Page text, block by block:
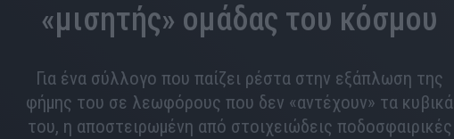
«μισητής» ομάδας του κόσμου
Για ένα σύλλογο που παίζει ρέστα στην εξάπλωση της
φήμης του σε λεωφόρους που δεν «αντέχουν» τα κυβικά
του, η αποστειρωμένη από στοιχειώδεις ποδοσφαιρικές